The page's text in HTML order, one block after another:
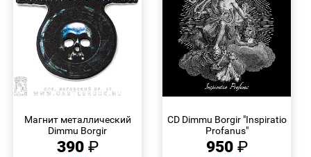
Магнит металлический
Dimmu Borgir
390 ₽
CD Dimmu Borgir "Inspiratio
Profanus"
950 ₽